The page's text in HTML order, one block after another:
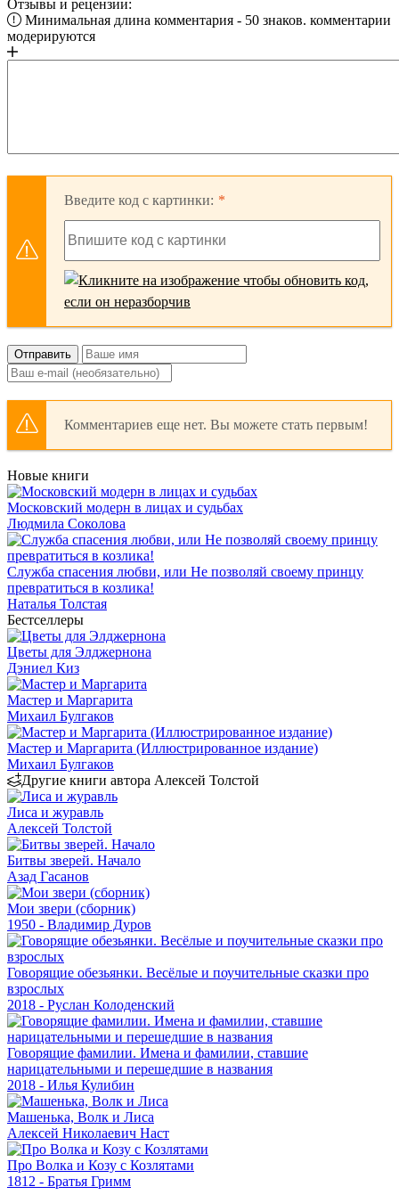
Отзывы и рецензии:
Минимальная длина комментария - 50 знаков. комментарии
модерируются
Введите код с картинки:
Отправить
Комментариев еще нет. Вы можете стать первым!
Новые книги
Московский модерн в лицах и судьбах
Людмила Соколова
Служба спасения любви, или Не позволяй своему принцу
превратиться в козлика!
Наталья Толстая
Бестселлеры
Цветы для Элджернона
Дэниел Киз
Мастер и Маргарита
Михаил Булгаков
Мастер и Маргарита (Иллюстрированное издание)
Михаил Булгаков
Другие книги автора Алексей Толстой
Лиса и журавль
Алексей Толстой
Битвы зверей. Начало
Азад Гасанов
Мои звери (сборник)
1950 - Владимир Дуров
Говорящие обезьянки. Весёлые и поучительные сказки про
взрослых
2018 - Руслан Колоденский
Говорящие фамилии. Имена и фамилии, ставшие
нарицательными и перешедшие в названия
2018 - Илья Кулибин
Машенька, Волк и Лиса
Алексей Николаевич Наст
Про Волка и Козу с Козлятами
1812 - Братья Гримм